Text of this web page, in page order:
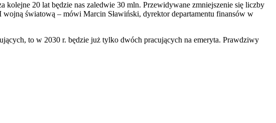
20 lat będzie nas zaledwie 30 mln. Przewidywane zmniejszenie się liczby
światową – mówi Marcin Sławiński, dyrektor departamentu finansów w
to w 2030 r. będzie już tylko dwóch pracujących na emeryta. Prawdziwy